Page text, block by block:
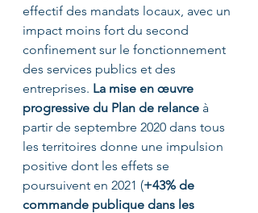
effectif des mandats locaux, avec un
impact moins fort du second
confinement sur le fonctionnement
des services publics et des
entreprises. La mise en œuvre
progressive du Plan de relance à
partir de septembre 2020 dans tous
les territoires donne une impulsion
positive dont les effets se
poursuivent en 2021 (+43% de
commande publique dans les